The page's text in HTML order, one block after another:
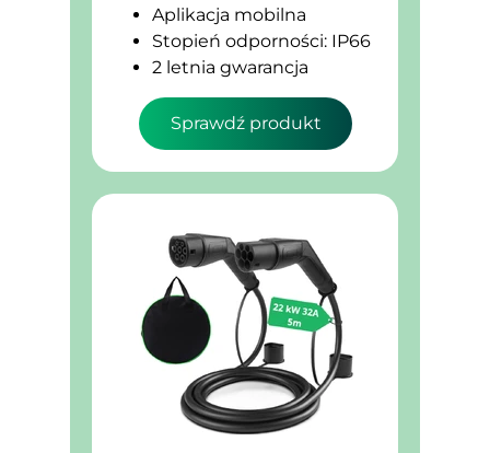
Sprawdź produkt
Aplikacja mobilna
Stopień odporności: IP66
2 letnia gwarancja